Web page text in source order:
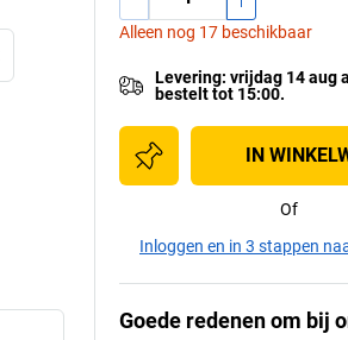
Alleen nog 17 beschikbaar
Levering: vrijdag 14 aug
bestelt tot 15:00.
IN
Of
Inloggen en in 3 stappen
Goede redenen om bij